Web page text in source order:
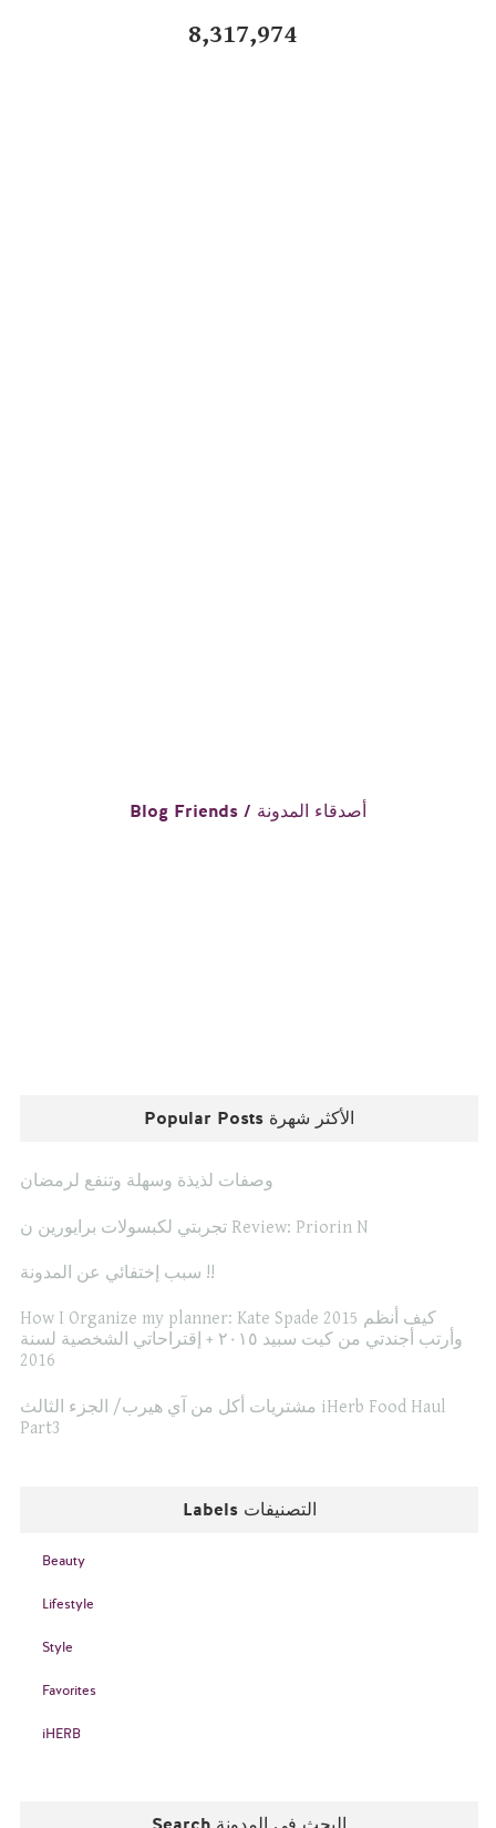
8,317,974
Blog Friends / أصدقاء المدونة
Popular Posts الأكثر شهرة
وصفات لذيذة وسهلة وتنفع لرمضان
تجربتي لكبسولات برايورين ن Review: Priorin N
سبب إختفائي عن المدونة !!
How I Organize my planner: Kate Spade 2015 كيف أنظم
وأرتب أجندتي من كيت سبيد ٢٠١٥ + إقتراحاتي الشخصية لسنة
2016
مشتريات أكل من آي هيرب/ الجزء الثالث iHerb Food Haul
Part3
Labels التصنيفات
Beauty
Lifestyle
Style
Favorites
iHERB